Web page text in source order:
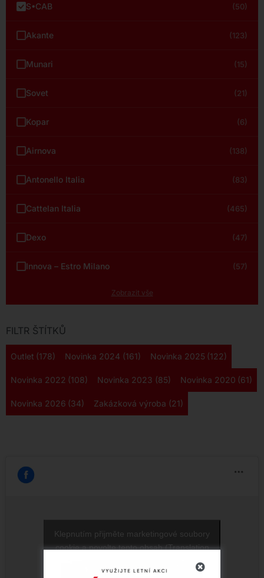
S•CAB (50)
Akante (123)
Munari (15)
Sovet (21)
Kopar (6)
Airnova (138)
Antonello Italia (83)
Cattelan Italia (465)
Dexo (47)
Innova – Estro Milano (57)
Zobrazit vše
FILTR ŠTÍTKŮ
Outlet (178) Novinka 2024 (161) Novinka 2025 (122)
Novinka 2022 (108) Novinka 2023 (85) Novinka 2020 (61)
Novinka 2026 (34) Zakázková výroba (21)
Klepnutím přijměte marketingové soubory
cookie a povolte tento obsah (Translation